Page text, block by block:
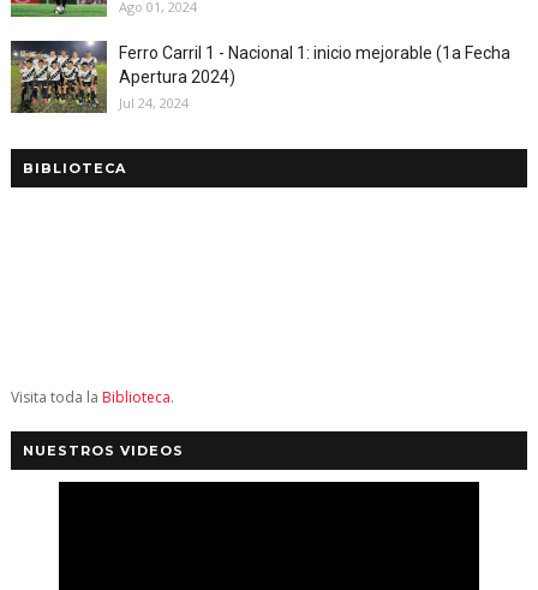
Ago 01, 2024
Ferro Carril 1 - Nacional 1: inicio mejorable (1a Fecha
Apertura 2024)
Jul 24, 2024
BIBLIOTECA
Visita toda la Biblioteca.
NUESTROS VIDEOS